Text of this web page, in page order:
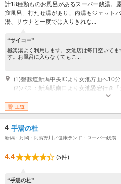
計18種類ものお風呂があるスーパー銭湯。
窟風呂、打たせ湯があり。内湯もジェット
湯、サウナと一度では入りきれな...
“サイコー”
極楽湯よく利用します。女池店は毎日空いて
す。お風呂に入らなくてもご...
(1)磐越道新潟中央ICより女池方面へ10分
営業：10時～24時（入館～23時30分）
王道
4 手湯の杜
新潟・月岡・阿賀野川／健康ランド・スーパー銭湯
4.4 (5件)
“手湯の杜”